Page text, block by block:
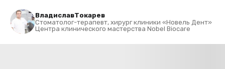
ВладиславТокарев
Стоматолог-терапевт, хирург клиники «Новель Дент»
Центра клинического мастерства Nobel Biocare